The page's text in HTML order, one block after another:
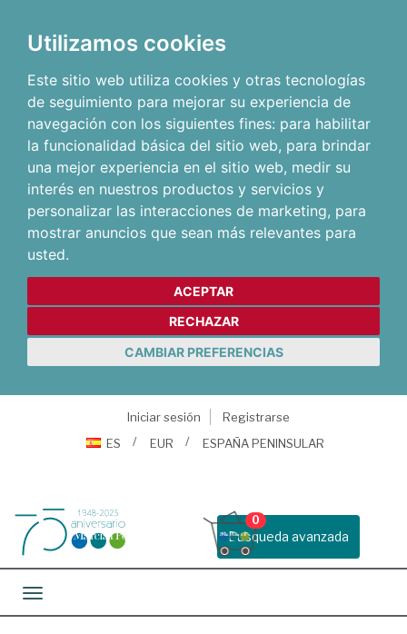
Utilizamos cookies
Este sitio web utiliza cookies y otras tecnologías
de seguimiento para mejorar su experiencia de
navegación con los siguientes fines: para habilitar
la funcionalidad básica del sitio web, para brindar
una mejor experiencia en el sitio web, medir su
interés en nuestros productos y servicios y
personalizar las interacciones de marketing, para
mostrar anuncios que sean más relevantes para
usted.
ACEPTAR
RECHAZAR
CAMBIAR PREFERENCIAS
Iniciar sesión
Registrarse
ES
EUR ESPAÑA PENINSULAR
Busqueda avanzada
0
Toggle navigation